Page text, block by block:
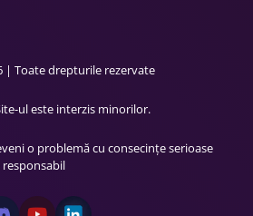
| Toate drepturile rezervate
ul este interzis minorilor.
o problemă cu consecințe serioase